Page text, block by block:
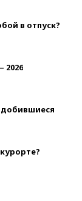
в отпуск?
2026